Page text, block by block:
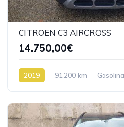
CITROEN C3 AIRCROSS
14.750,00€
2019 91.200 km Gasolina